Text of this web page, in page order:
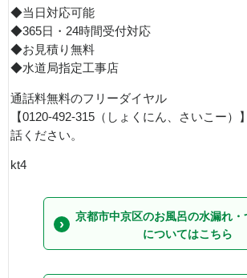
◆当日対応可能
◆365日・24時間受付対応
◆お見積り無料
◆水道局指定工事店
通話料無料のフリーダイヤル
【0120-492-315（しょくにん、さいこー）
話ください。
kt4
京都市中京区のお風呂の水漏れ・
についてはこちら